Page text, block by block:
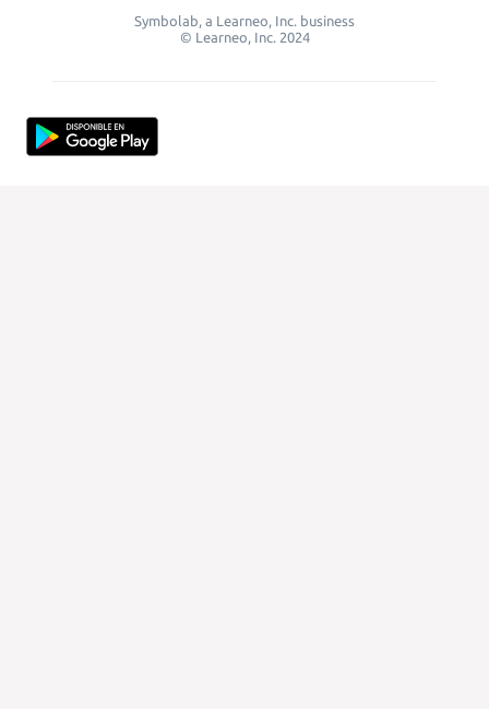
Symbolab, a Learneo, Inc. business
© Learneo, Inc. 2024